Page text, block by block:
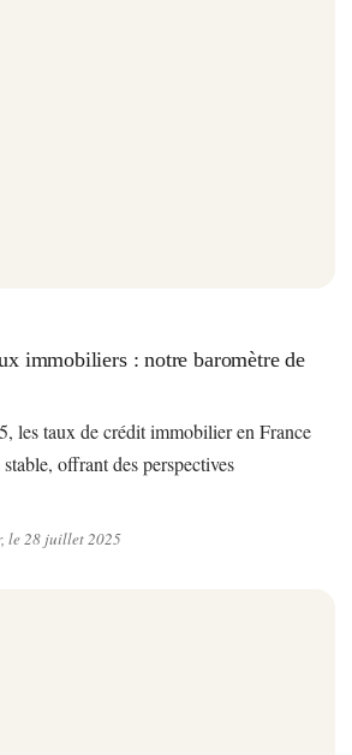
immobiliers : notre baromètre de
les taux de crédit immobilier en France
offrant des perspectives
le 28 juillet 2025